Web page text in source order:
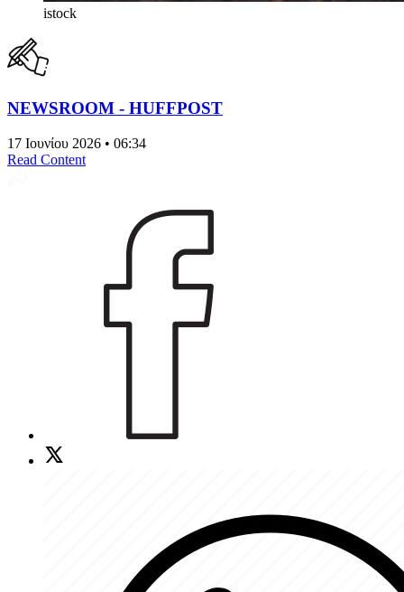
istock
NEWSROOM - HUFFPOST
17 Ιουνίου 2026 • 06:34
Read Content